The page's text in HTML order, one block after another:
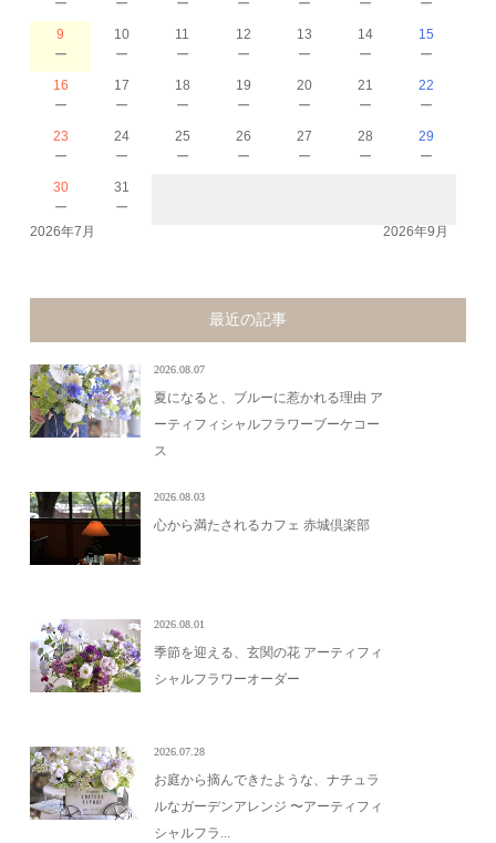
9
－
10
－
11
－
12
－
13
－
14
－
15
－
16
－
17
－
18
－
19
－
20
－
21
－
22
－
23
－
24
－
25
－
26
－
27
－
28
－
29
－
30
－
31
－
2026年7月 2026年9月
最近の記事
2026.08.07
夏になると、ブルーに惹かれる理由 ア
ーティフィシャルフラワーブーケコー
ス
2026.08.03
心から満たされるカフェ 赤城倶楽部
2026.08.01
季節を迎える、玄関の花 アーティフィ
シャルフラワーオーダー
2026.07.28
お庭から摘んできたような、ナチュラ
ルなガーデンアレンジ 〜アーティフィ
シャルフラ...